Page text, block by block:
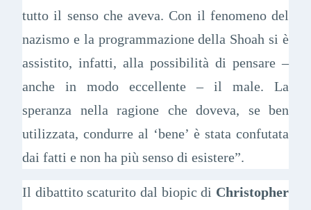
tutto il senso che aveva. Con il fenomeno del
nazismo e la programmazione della Shoah si è
assistito, infatti, alla possibilità di pensare –
anche in modo eccellente – il male. La
speranza nella ragione che doveva, se ben
utilizzata, condurre al ‘bene’ è stata confutata
dai fatti e non ha più senso di esistere”.
Il dibattito scaturito dal biopic di Christopher